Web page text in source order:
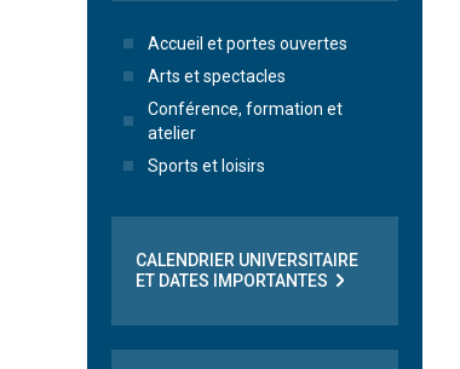
Accueil et portes ouvertes
Arts et spectacles
Conférence, formation et
atelier
Sports et loisirs
CALENDRIER UNIVERSITAIRE
ET DATES IMPORTANTES